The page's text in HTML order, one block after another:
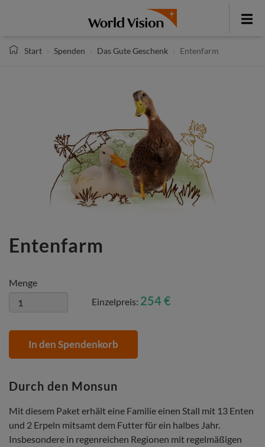
Toggle
Start
Spenden Das Gute Geschenk Entenfarm
Entenfarm
Einzelpreis: 254 €
Menge
In den Spendenkorb
Durch den Monsun
Mit diesem Paket erhält eine Familie einen Stall mit 13 Enten
und 2 Erpeln mitsamt dem Futter für ein halbes Jahr.
Insbesondere in regenreichen Regionen mit regelmäßigen